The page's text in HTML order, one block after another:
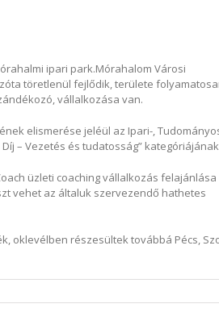
ipari park.Mórahalom Városi
töretlenül fejlődik, területe
vállalkozása van.
elismerése jeléül az Ipari-,
– Vezetés és tudatosság”
üzleti coaching vállalkozás felajánlása
vehet az általuk szervezendő hathetes
oklevélben részesültek továbbá Pécs,